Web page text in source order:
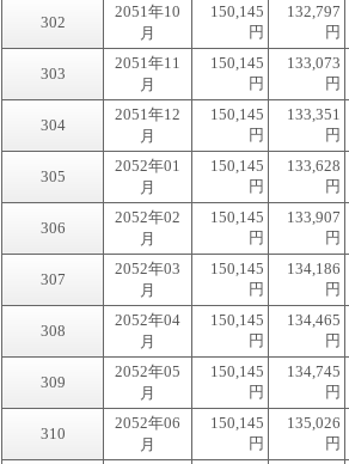
302
2051年10
月
150,145
円
132,797
円
303
2051年11
月
150,145
円
133,073
円
304
2051年12
月
150,145
円
133,351
円
305
2052年01
月
150,145
円
133,628
円
306
2052年02
月
150,145
円
133,907
円
307
2052年03
月
150,145
円
134,186
円
308
2052年04
月
150,145
円
134,465
円
309
2052年05
月
150,145
円
134,745
円
310
2052年06
月
150,145
円
135,026
円